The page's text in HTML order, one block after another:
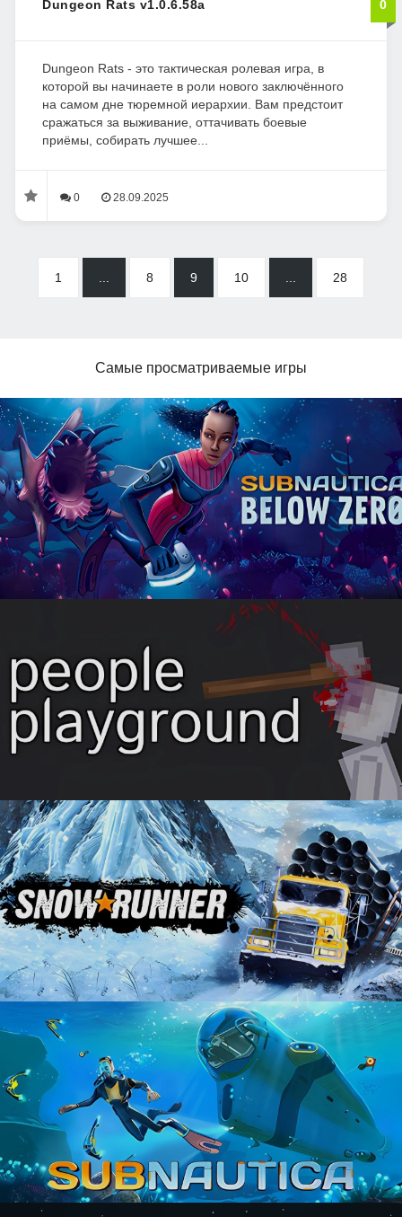
Dungeon Rats v1.0.6.58a 0
Dungeon Rats - это тактическая ролевая игра, в
которой вы начинаете в роли нового заключённого
на самом дне тюремной иерархии. Вам предстоит
сражаться за выживание, оттачивать боевые
приёмы, собирать лучшее...
0 28.09.2025
1 8 9 10 28
Самые просматриваемые игры